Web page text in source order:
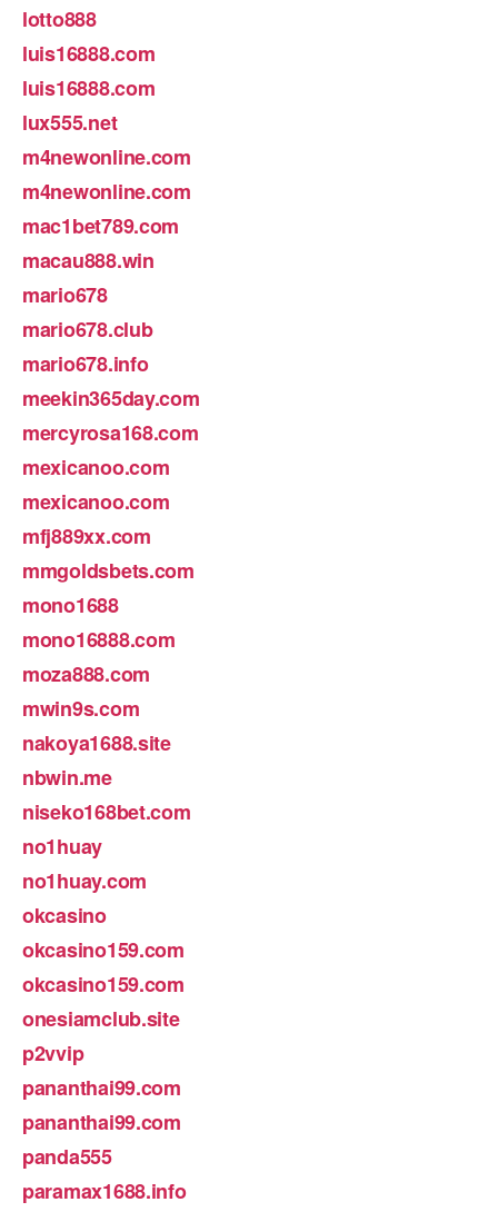
lotto888
luis16888.com
luis16888.com
lux555.net
m4newonline.com
m4newonline.com
mac1bet789.com
macau888.win
mario678
mario678.club
mario678.info
meekin365day.com
mercyrosa168.com
mexicanoo.com
mexicanoo.com
mfj889xx.com
mmgoldsbets.com
mono1688
mono16888.com
moza888.com
mwin9s.com
nakoya1688.site
nbwin.me
niseko168bet.com
no1huay
no1huay.com
okcasino
okcasino159.com
okcasino159.com
onesiamclub.site
p2vvip
pananthai99.com
pananthai99.com
panda555
paramax1688.info